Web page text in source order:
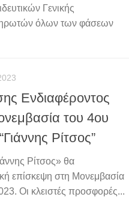
Γενικής
όλων των φάσεων
Ενδιαφέροντος
του 4ου
Ρίτσος”
Ρίτσος» θα
επίσκεψη στη Μονεμβασία
Οι κλειστές προσφορές...